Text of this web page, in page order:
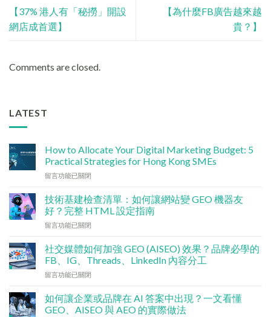
【37% 港人有「秘撈」開設
網店成首選】
【為什麼FB廣告越來越
貴？】
Comments are closed.
LATEST
How to Allocate Your Digital Marketing Budget: 5
Practical Strategies for Hong Kong SMEs
在
碼
行
銷
預
點
分
香
中
小
留言功能已關閉
技術基建檢查清單：如何讓網站變 GEO 機器友
好？完整 HTML 設定指南
在
術
基
建
檢
清
單：
留言功能已關閉
社交媒體如何加強 GEO (AISEO) 效果？品牌必學的
FB、IG、Threads、LinkedIn 內容分工
在
交
媒
體
留言功能已關閉
如何讓企業或品牌在 AI 答案中出現？一文看懂
GEO、AISEO 與 AEO 的實際做法